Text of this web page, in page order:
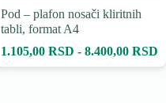
Pod – plafon nosači kliritnih
tabli, format A4
1.105,00 RSD - 8.400,00 RSD